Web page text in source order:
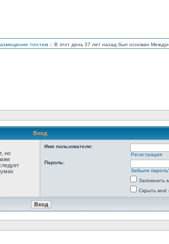
топ-тем :: В этот день 37 лет назад был основан
Вход
но
Имя пользователя:
Регистрация
Пароль:
Забыли
Запомнить
Скрыть моё